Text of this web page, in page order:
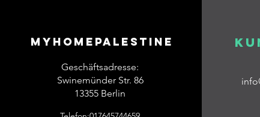
Myhomepalestine
Geschäftsadresse:
Swinemünder Str. 86
13355 Berlin